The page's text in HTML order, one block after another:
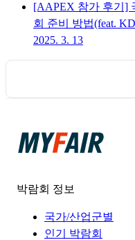
[AAPEX 참가 후기]
회 준비 방법(feat.
2025. 3. 13
박람회 정보
국가/산업군별
인기 박람회